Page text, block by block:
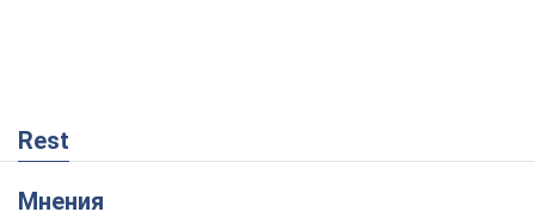
Rest
Мнения